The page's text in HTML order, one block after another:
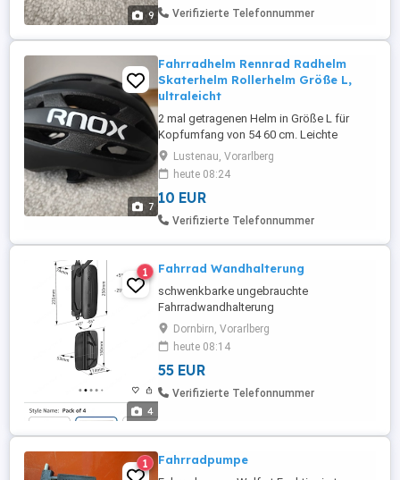
9
Originalverpackung Versand innerhalb
(DHL) Alle ...
Verifizierte Telefonnummer
7
Fahrradhelm Rennrad Radhelm
Skaterhelm Rollerhelm Größe L,
ultraleicht
2 mal getragenen Helm in Größe L für
Kopfumfang von 54 60 cm. Leichte
oberflächliche Gebrauchsspuren
Verstellrad hinten um den Helm
passgenau einzustellen. Kaufdatum 09
2020 Gewicht 175 g Ohne
Originalverpackung Versand innerhalb
(DHL) Alle hier verwendeten ...
Lustenau, Vorarlberg
heute 08:24
10 EUR
Verifizierte Telefonnummer
4
1 Fahrrad Wandhalterung
schwenkbarke ungebrauchte
Fahrradwandhalterung
Dornbirn, Vorarlberg
heute 08:14
55 EUR
Verifizierte Telefonnummer
1 Fahrradpumpe